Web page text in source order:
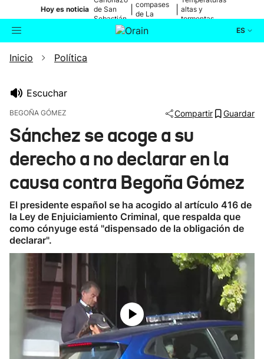
Hoy es noticia de San
Sebastián
compases
de La
altas y
tormentas
ES
Buscador
Ikusmiran
Eguraldia
Inicio Política
Escuchar
BEGOÑA GÓMEZ Compartir Guardar
Sánchez se acoge a su
derecho a no declarar en la
causa contra Begoña Gómez
El presidente español se ha acogido al artículo 416 de
la Ley de Enjuiciamiento Criminal, que respalda que
como cónyuge está "dispensado de la obligación de
declarar".